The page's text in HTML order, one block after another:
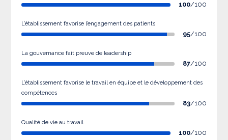
100/100
L’établissement favorise l’engagement des patients
95/100
La gouvernance fait preuve de leadership
87/100
L’établissement favorise le travail en équipe et le développement des
compétences
83/100
Qualité de vie au travail
100/100